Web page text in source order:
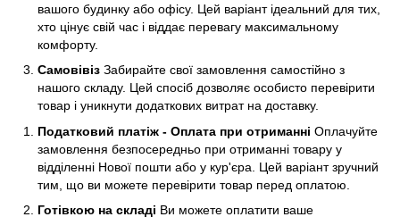
вашого будинку або офісу. Цей варіант ідеальний для тих,
хто цінує свій час і віддає перевагу максимальному
комфорту.
Самовівіз Забирайте свої замовлення самостійно з
нашого складу. Цей спосіб дозволяє особисто перевірити
товар і уникнути додаткових витрат на доставку.
Податковий платіж - Оплата при отриманні Оплачуйте
замовлення безпосередньо при отриманні товару у
відділенні Нової пошти або у кур'єра. Цей варіант зручний
тим, що ви можете перевірити товар перед оплатою.
Готівкою на складі Ви можете оплатити ваше